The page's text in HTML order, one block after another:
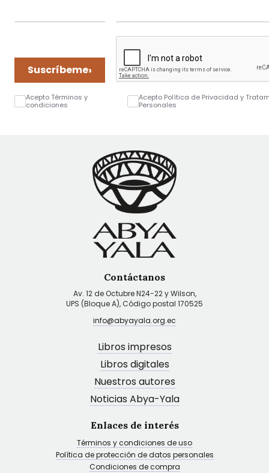
Suscríbeme›
Acepto Términos y
condiciones
Acepto Política de Privacidad y
Personales
Contáctanos
Av. 12 de Octubre N24-22 y Wilson,
UPS (Bloque A), Código postal 170525
info@abyayala.org.ec
Libros impresos
Libros digitales
Nuestros autores
Noticias Abya-Yala
Enlaces de interés
Términos y condiciones de uso
Política de protección de datos personales
Condiciones de compra